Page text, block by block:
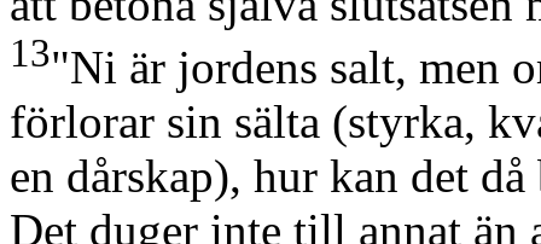
13"Ni är jordens salt, men
förlorar sin sälta (styrka,
en dårskap), hur kan det
Det duger inte till annat än